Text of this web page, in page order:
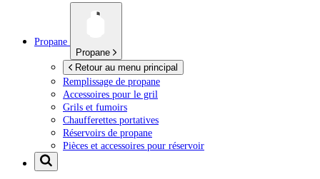
Propane
Propane
Retour au menu principal
Remplissage de propane
Accessoires pour le gril
Grils et fumoirs
Chaufferettes portatives
Réservoirs de propane
Pièces et accessoires pour réservoir